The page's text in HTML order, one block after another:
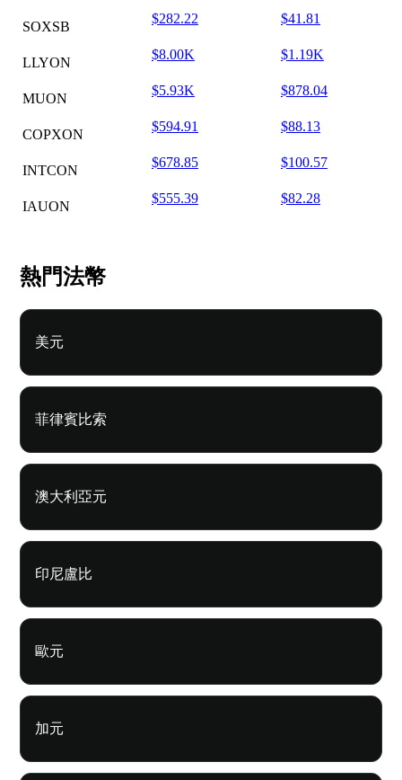
SOXSB
$282.22 $41.81
LLYON
$8.00K $1.19K
MUON
$5.93K $878.04
COPXON
$594.91 $88.13
INTCON
$678.85 $100.57
IAUON
$555.39 $82.28
熱門法幣
美元
菲律賓比索
澳大利亞元
印尼盧比
歐元
加元